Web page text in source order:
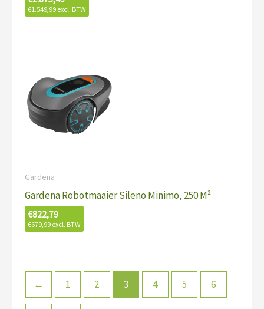
€1.549,99 excl. BTW
Gardena
Gardena Robotmaaier Sileno Minimo, 250 M²
€822,79
€679,99 excl. BTW
← 1 2 3 4 5 6